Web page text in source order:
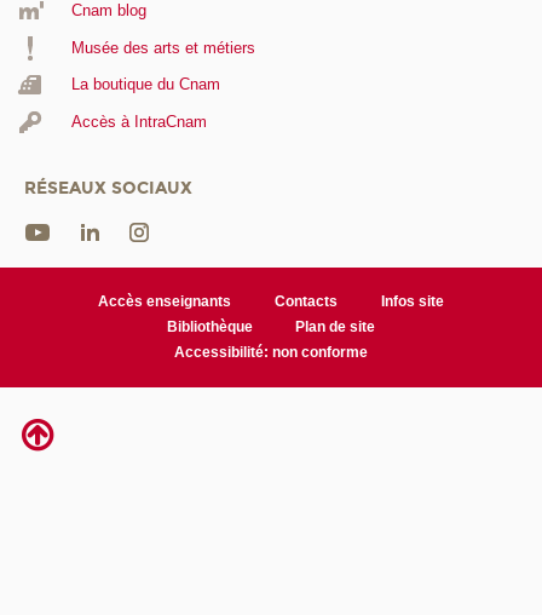
Cnam blog
Musée des arts et métiers
La boutique du Cnam
Accès à IntraCnam
RÉSEAUX SOCIAUX
Accès enseignants Contacts
Infos site
Bibliothèque
Plan de site
Accessibilité: non conforme